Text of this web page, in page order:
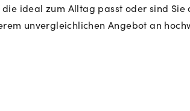
ideal zum Alltag passt oder sind Sie
unvergleichlichen Angebot an